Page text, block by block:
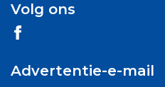
Volg ons
Advertentie-e-mail